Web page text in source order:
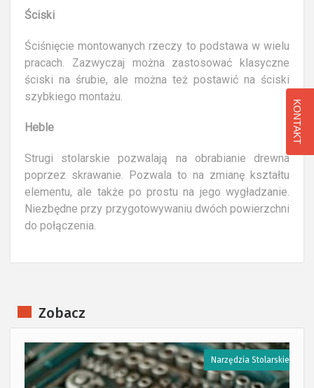
Ściski
Ściśnięcie montowanych rzeczy to podstawa w wielu
pracach. Zazwyczaj można zastosować klasyczne
ściski na śrubie, ale można też postawić na ściski
szybkiego montażu.
Heble
Strugi stolarskie pozwalają na obrabianie drewna
poprzez skrawanie. Pozwala to na zmianę kształtu
elementu, ale także po prostu na jego wygładzanie.
Niezbędne przy przygotowywaniu dwóch powierzchni
do połączenia.
Zobacz
Narzędzia Stolarskie
KONTAKT